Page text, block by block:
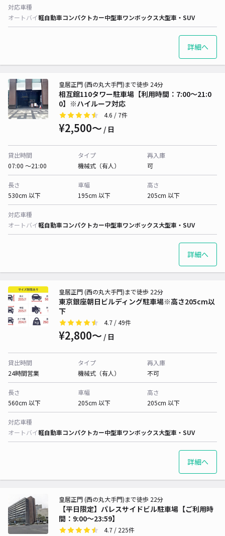
対応車種
オートバイ軽自動車コンパクトカー中型車ワンボックス大型車・SUV
詳細へ
相互館110タワー駐車場【利用時間：7:00～21:0
0】※ハイルーフ対応
皇居正門 (西の丸大手門)まで徒歩 24分
4.6 / 7件
¥2,500〜 / 日
貸出時間
07:00 〜21:00
タイプ
機械式（有人）
再入庫
可
長さ
530cm 以下
車幅
195cm 以下
高さ
205cm 以下
対応車種
オートバイ軽自動車コンパクトカー中型車ワンボックス大型車・SUV
詳細へ
東京銀座朝日ビルディング駐車場※高さ205cm以
下
皇居正門 (西の丸大手門)まで徒歩 22分
4.7 / 49件
¥2,800〜 / 日
貸出時間
24時間営業
タイプ
機械式（有人）
再入庫
不可
長さ
560cm 以下
車幅
205cm 以下
高さ
205cm 以下
対応車種
オートバイ軽自動車コンパクトカー中型車ワンボックス大型車・SUV
詳細へ
【平日限定】パレスサイドビル駐車場【ご利用時
間：9:00～23:59】
皇居正門 (西の丸大手門)まで徒歩 22分
4.7 / 225件